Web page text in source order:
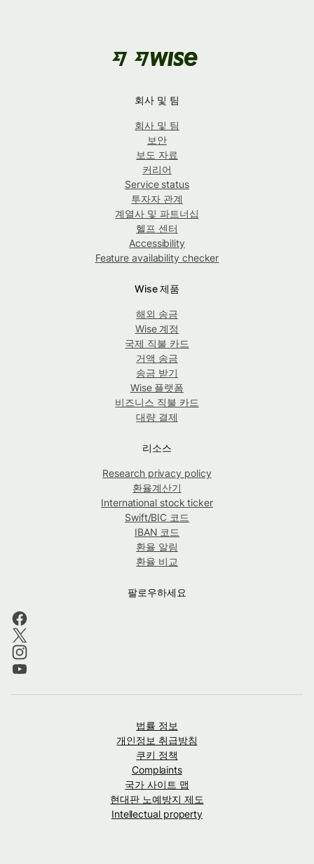
회사 및 팀
회사 및 팀
보안
보도 자료
커리어
Service status
투자자 관계
계열사 및 파트너십
헬프 센터
Accessibility
Feature availability checker
Wise 제품
해외 송금
Wise 계정
국제 직불 카드
거액 송금
송금 받기
Wise 플랫폼
비즈니스 직불 카드
대량 결제
리소스
Research privacy policy
환율계산기
International stock ticker
Swift/BIC 코드
IBAN 코드
환율 알림
환율 비교
팔로우하세요
법률 정보
개인정보 취급방침
쿠키 정책
Complaints
국가 사이트 맵
현대판 노예방지 제도
Intellectual property